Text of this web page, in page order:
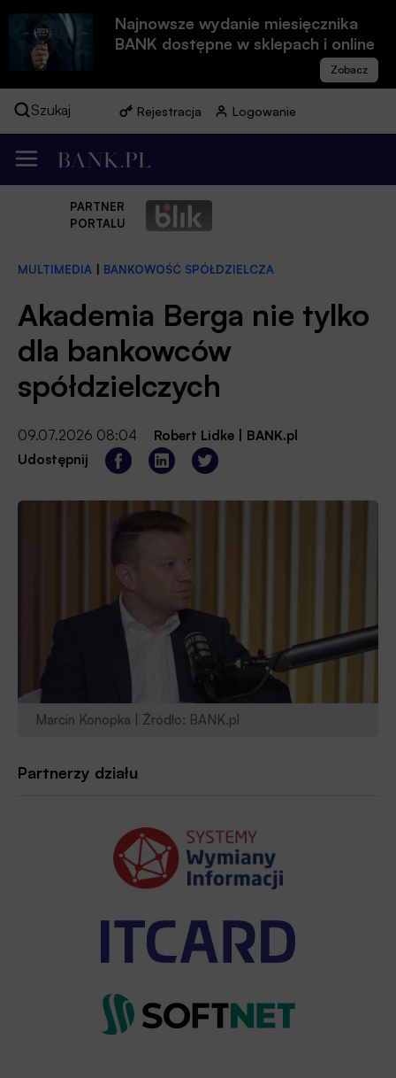
Najnowsze wydanie miesięcznika
BANK dostępne w sklepach i online
Szukaj Rejestracja Logowanie
PARTNER
PORTALU
MULTIMEDIA BANKOWOŚĆ SPÓŁDZIELCZA
Akademia Berga nie tylko
dla bankowców
spółdzielczych
09.07.2026 08:04 Robert Lidke
BANK.pl
Udostępnij
Marcin Konopka | Źródło: BANK.pl
Partnerzy działu